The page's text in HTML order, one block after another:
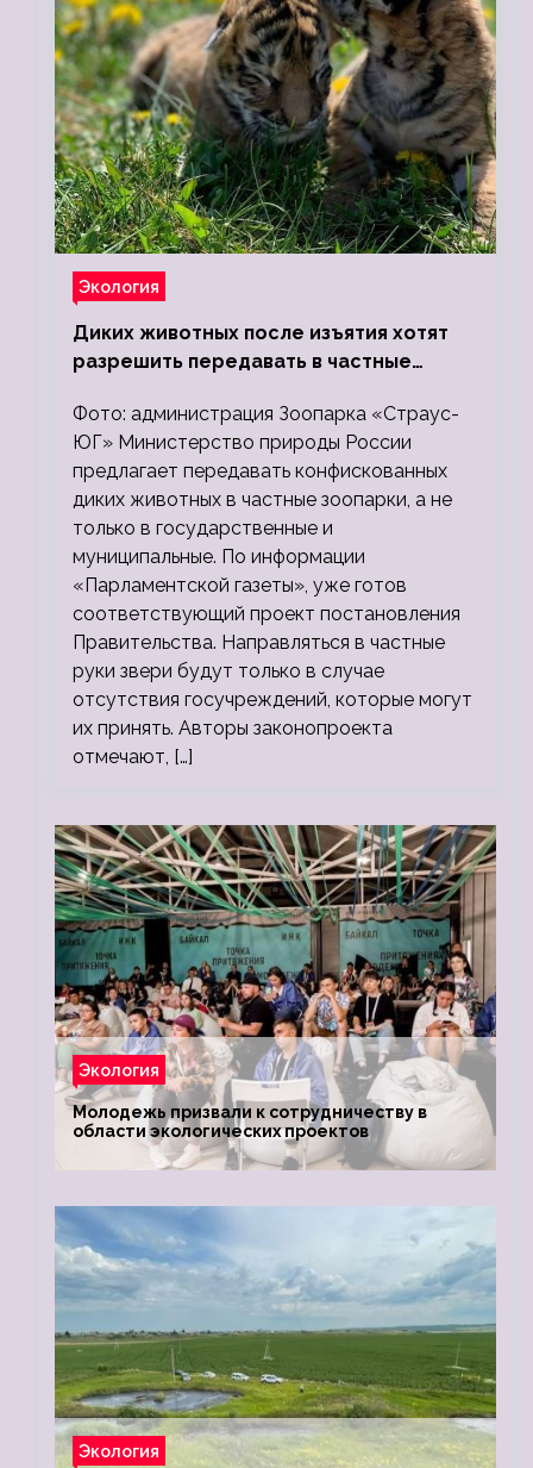
Экология
Диких животных после изъятия хотят
разрешить передавать в частные
Фото: администрация Зоопарка «Страус-
ЮГ» Министерство природы России
предлагает передавать конфискованных
диких животных в частные зоопарки, а не
только в государственные и
муниципальные. По информации
«Парламентской газеты», уже готов
соответствующий проект постановления
Правительства. Направляться в частные
руки звери будут только в случае
отсутствия госучреждений, которые могут
их принять. Авторы законопроекта
отмечают, […]
Экология
Молодежь призвали к сотрудничеству в
области экологических проектов
Экология